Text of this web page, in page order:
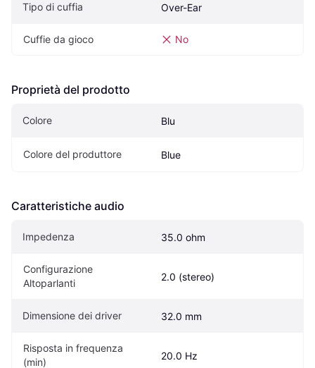
Tipo di cuffia Over-Ear
Cuffie da gioco No
Proprietà del prodotto
Colore Blu
Colore del produttore Blue
Caratteristiche audio
Impedenza 35.0 ohm
Configurazione
Altoparlanti
2.0 (stereo)
Dimensione dei driver 32.0 mm
Risposta in frequenza
(min)
20.0 Hz